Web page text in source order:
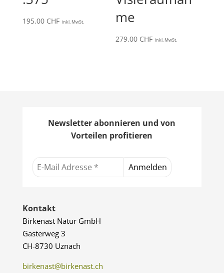
195.00 CHF inkl. MwSt.
me
279.00 CHF inkl. MwSt.
Newsletter abonnieren und von
Vorteilen profitieren
Kontakt
Birkenast Natur GmbH
Gasterweg 3
CH-8730 Uznach
birkenast@birkenast.ch